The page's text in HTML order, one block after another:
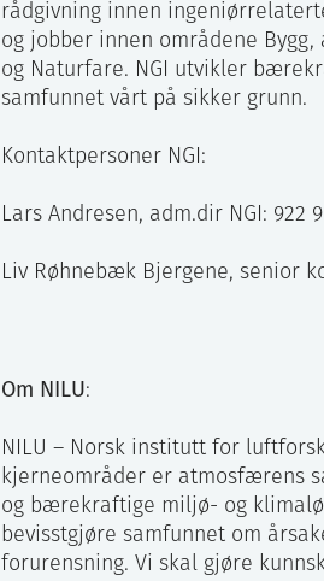
rådgivning innen
og jobber innen områdene
og Naturfare. NGI utvikler
samfunnet vårt på sikker grunn.
Kontaktpersoner NGI:
Lars Andresen, adm.dir NGI: 922
Liv Røhnebæk Bjergene, senior
Om NILU:
NILU – Norsk institutt for
kjerneområder er atmosfærens
og bærekraftige miljø- og
bevisstgjøre samfunnet om
forurensning. Vi skal gjøre